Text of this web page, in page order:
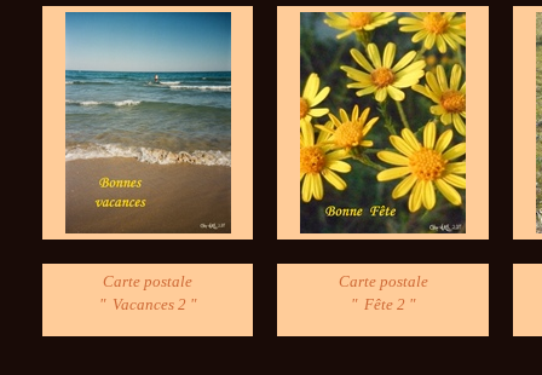
Carte postale
" Vacances 2 "
Carte postale
" Fête 2 "